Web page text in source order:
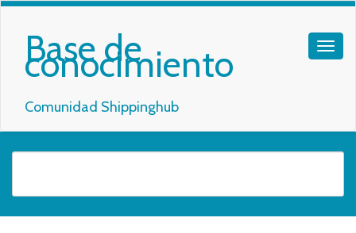
Base de
conocimiento
Comunidad Shippinghub